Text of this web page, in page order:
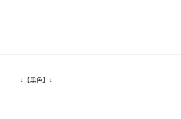
／ATM／網路銀行／等多元方式進行付款，方視為交
每筆NT$80，滿NT$1,800(含以上)免運費
↓【黑色】↓